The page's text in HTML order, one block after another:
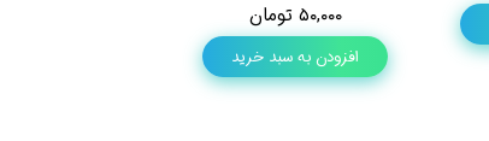
۵۰,۰۰۰ تومان
افزودن به سبد خرید